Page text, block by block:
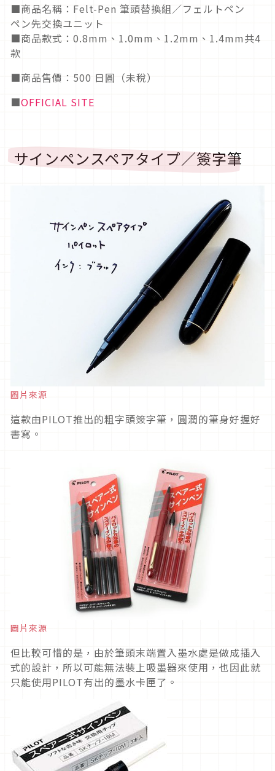
■商品名稱：Felt-Pen 筆頭替換組／フェルトペン
ペン先交換ユニット
■商品款式：0.8mm、1.0mm、1.2mm、1.4mm共4
款
■商品售價：500 日圓（未稅）
■OFFICIAL SITE
サインペンスペアタイプ／簽字筆
圖片來源
這款由PILOT推出的粗字頭簽字筆，圓潤的筆身好握好
書寫。
圖片來源
但比較可惜的是，由於筆頭末端置入墨水處是做成插入
式的設計，所以可能無法裝上吸墨器來使用，也因此就
只能使用PILOT有出的墨水卡匣了。